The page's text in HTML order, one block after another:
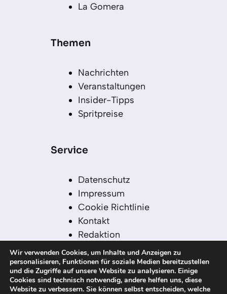
La Gomera
Themen
Nachrichten
Veranstaltungen
Insider-Tipps
Spritpreise
Service
Datenschutz
Impressum
Cookie Richtlinie
Kontakt
Redaktion
Redaktionelle Leitlinien
Sitemap
Einsatz von KI in der
Redaktion
Wir verwenden Cookies, um Inhalte und Anzeigen zu
personalisieren, Funktionen für soziale Medien bereitzustellen
und die Zugriffe auf unsere Website zu analysieren. Einige
Cookies sind technisch notwendig, andere helfen uns, diese
Website zu verbessern. Sie können selbst entscheiden, welche